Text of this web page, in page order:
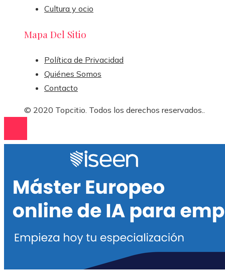
Cultura y ocio
Mapa Del Sitio
Política de Privacidad
Quiénes Somos
Contacto
© 2020 Topcitio. Todos los derechos reservados..